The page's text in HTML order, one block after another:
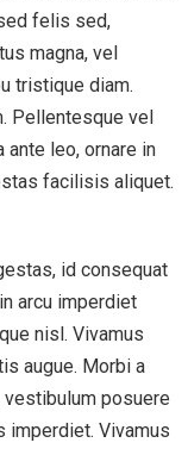
felis sed,
magna, vel
tristique diam.
Pellentesque vel
ante leo, ornare in
facilisis aliquet.
id consequat
arcu imperdiet
nisl. Vivamus
augue. Morbi a
posuere
imperdiet. Vivamus